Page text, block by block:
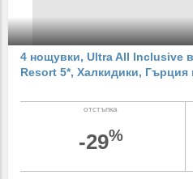
4 нощувки, Ultra All Inclusive
Resort 5*, Халкидики, Гърция
отстъпка
-29%